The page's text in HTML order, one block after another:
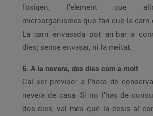
l’oxigen, l’element que
microorganismes que fan que la carn
La carn envasada pot arribar a
dies; sense envasar, ni la meitat.
6. A la nevera, dos dies com a molt
Cal ser previsor a l’hora de
nevera de casa. Si no l’has de
dos dies, val més que la desis al